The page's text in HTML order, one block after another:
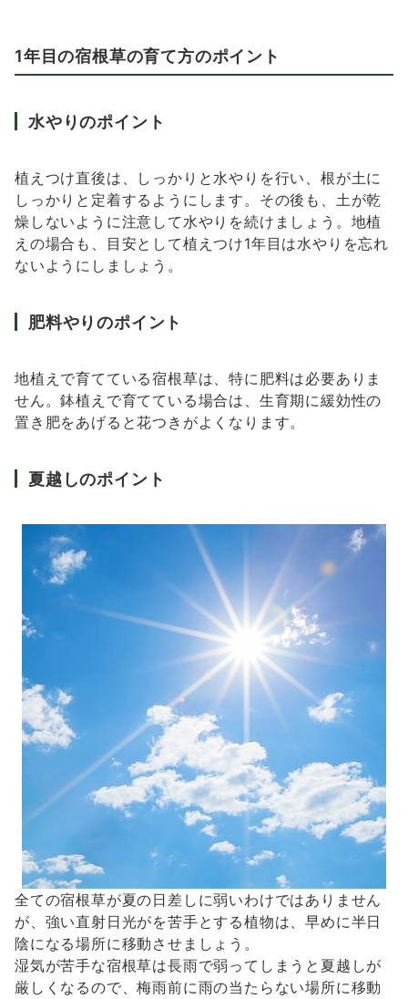
1年目の宿根草の育て方のポイント
水やりのポイント
植えつけ直後は、しっかりと水やりを行い、根が土に
しっかりと定着するようにします。その後も、土が乾
燥しないように注意して水やりを続けましょう。地植
えの場合も、目安として植えつけ1年目は水やりを忘れ
ないようにしましょう。
肥料やりのポイント
地植えで育てている宿根草は、特に肥料は必要ありま
せん。鉢植えで育てている場合は、生育期に緩効性の
置き肥をあげると花つきがよくなります。
夏越しのポイント
全ての宿根草が夏の日差しに弱いわけではありません
が、強い直射日光がを苦手とする植物は、早めに半日
陰になる場所に移動させましょう。
湿気が苦手な宿根草は長雨で弱ってしまうと夏越しが
厳しくなるので、梅雨前に雨の当たらない場所に移動